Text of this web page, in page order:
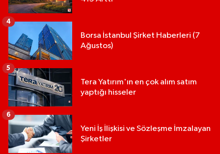
Borsa İstanbul Şirket Haberleri (7
Ağustos)
4
Tera Yatırım'ın en çok alım satım
yaptığı hisseler
5
Yeni İş İlişkisi ve Sözleşme İmzalayan
Şirketler
6